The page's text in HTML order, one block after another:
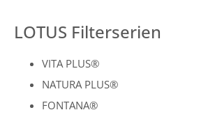
LOTUS Filterserien
VITA PLUS®
NATURA PLUS®
FONTANA®